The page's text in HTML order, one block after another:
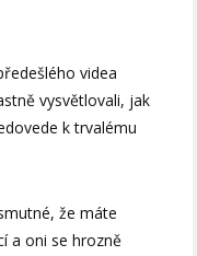
videa
vysvětlovali, jak
k trvalému
že máte
a oni se hrozně